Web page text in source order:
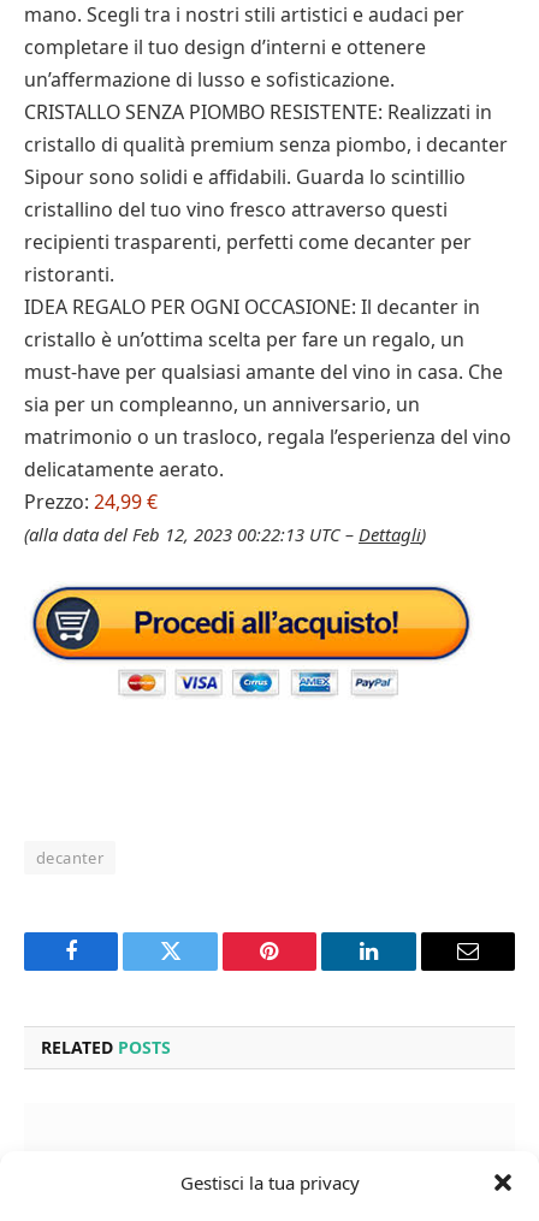
Gestisci la tua privacy
mano. Scegli tra i nostri stili artistici e audaci per
completare il tuo design d’interni e ottenere
un’affermazione di lusso e sofisticazione.
CRISTALLO SENZA PIOMBO RESISTENTE: Realizzati in
cristallo di qualità premium senza piombo, i decanter
Sipour sono solidi e affidabili. Guarda lo scintillio
cristallino del tuo vino fresco attraverso questi
recipienti trasparenti, perfetti come decanter per
ristoranti.
IDEA REGALO PER OGNI OCCASIONE: Il decanter in
cristallo è un’ottima scelta per fare un regalo, un
must-have per qualsiasi amante del vino in casa. Che
sia per un compleanno, un anniversario, un
matrimonio o un trasloco, regala l’esperienza del vino
delicatamente aerato.
Prezzo: 24,99 €
(alla data del Feb 12, 2023 00:22:13 UTC – Dettagli)
decanter
Facebook Twitter Pinterest LinkedIn Email
RELATED POSTS